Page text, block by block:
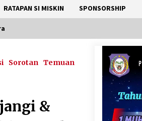
RATAPAN SI MISKIN SPONSORSHIP
Sorotan Temuan
&